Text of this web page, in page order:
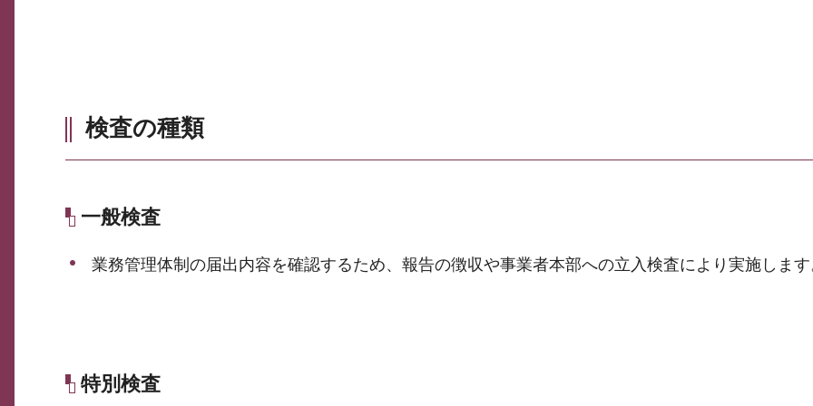
検査の種類
一般検査
業務管理体制の届出内容を確認するため、報告の徴収や事業者本部への立入検査により実施しま
特別検査